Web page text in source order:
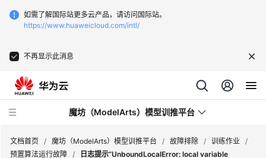
如需了解国际站更多云产品，请访问国际站。
https://www.huaweicloud.com/intl/
不再显示此消息
魔坊（ModelArts）模型训推平台
文档首页 / 魔坊（ModelArts）模型训推平台 / 故障排除 / 训练作业 /
预置算法运行故障 /
日志提示“UnboundLocalError: local variable